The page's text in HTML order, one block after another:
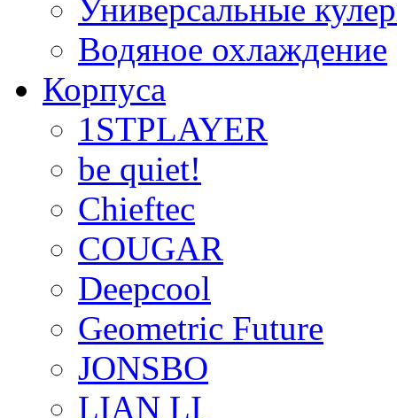
Универсальные
Водяное охлаждение
Корпуса
1STPLAYER
be quiet!
Chieftec
COUGAR
Deepcool
Geometric Future
JONSBO
LIAN LI